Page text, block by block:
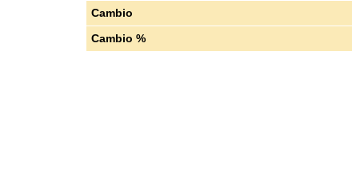
Cambio
Cambio %